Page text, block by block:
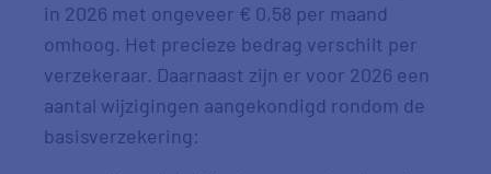
in 2026 met ongeveer € 0,58 per maand
omhoog. Het precieze bedrag verschilt per
verzekeraar. Daarnaast zijn er voor 2026 een
aantal wijzigingen aangekondigd rondom de
basisverzekering: